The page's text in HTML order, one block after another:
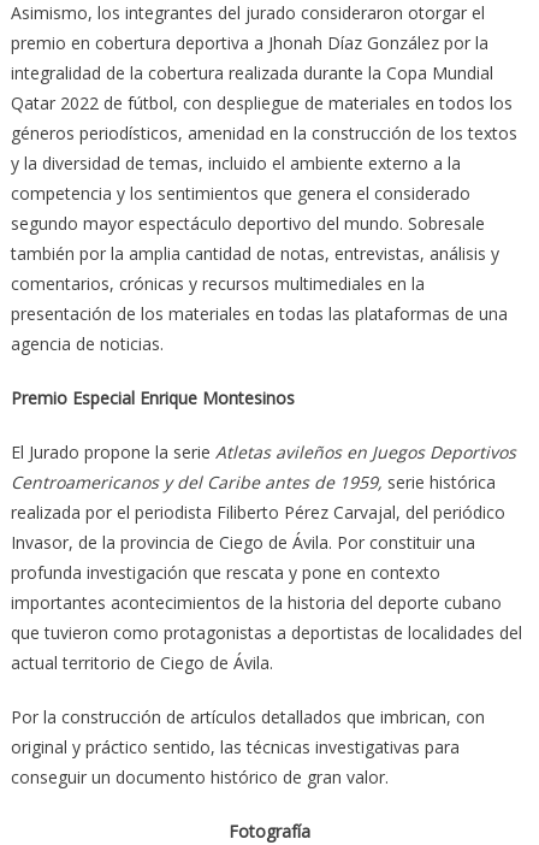
Asimismo, los integrantes del jurado consideraron otorgar el
premio en cobertura deportiva a Jhonah Díaz González por la
integralidad de la cobertura realizada durante la Copa Mundial
Qatar 2022 de fútbol, con despliegue de materiales en todos los
géneros periodísticos, amenidad en la construcción de los textos
y la diversidad de temas, incluido el ambiente externo a la
competencia y los sentimientos que genera el considerado
segundo mayor espectáculo deportivo del mundo. Sobresale
también por la amplia cantidad de notas, entrevistas, análisis y
comentarios, crónicas y recursos multimediales en la
presentación de los materiales en todas las plataformas de una
agencia de noticias.
Premio Especial Enrique Montesinos
El Jurado propone la serie Atletas avileños en Juegos Deportivos
Centroamericanos y del Caribe antes de 1959, serie histórica
realizada por el periodista Filiberto Pérez Carvajal, del periódico
Invasor, de la provincia de Ciego de Ávila. Por constituir una
profunda investigación que rescata y pone en contexto
importantes acontecimientos de la historia del deporte cubano
que tuvieron como protagonistas a deportistas de localidades del
actual territorio de Ciego de Ávila.
Por la construcción de artículos detallados que imbrican, con
original y práctico sentido, las técnicas investigativas para
conseguir un documento histórico de gran valor.
Fotografía